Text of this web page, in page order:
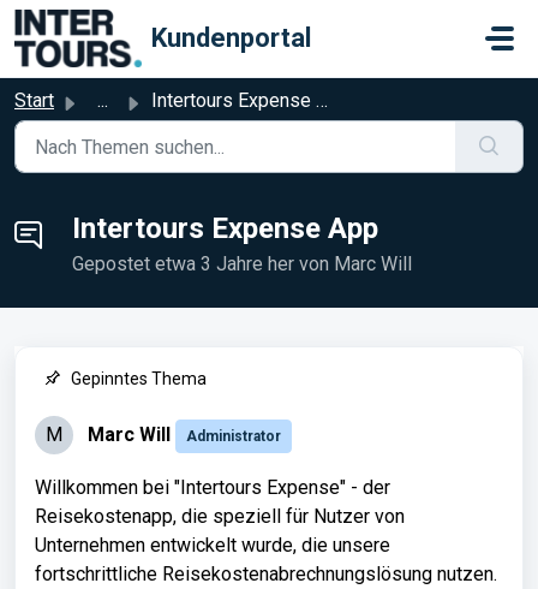
Zum hauptsächlichen Inhalt gehen
Kundenportal
Start ... Intertours Expense App
Intertours Expense App
Gepostet etwa 3 Jahre her von Marc Will
Gepinntes Thema
M Marc Will Administrator
Willkommen bei "Intertours Expense" - der
Reisekostenapp, die speziell für Nutzer von
Unternehmen entwickelt wurde, die unsere
fortschrittliche Reisekostenabrechnungslösung nutzen.